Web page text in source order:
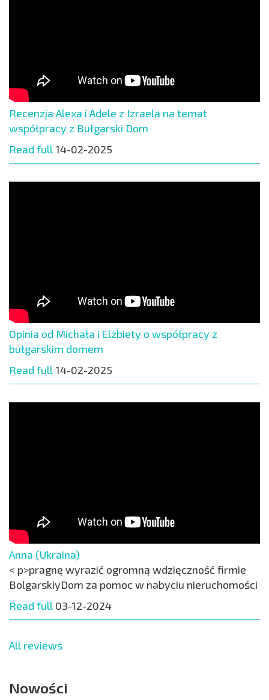
Recenzja Alexa i Adele z Izraela na temat
współpracy z Bułgarski Dom
Read full 14-02-2025
Opinia od Michała i Elżbiety o współpracy z
bułgarskim domem
Read full 14-02-2025
Anna (Ukraina)
< p>pragnę wyrazić ogromną wdzięczność firmie
BolgarskiyDom za pomoc w nabyciu nieruchomości
Read full 03-12-2024
All reviews
Nowości